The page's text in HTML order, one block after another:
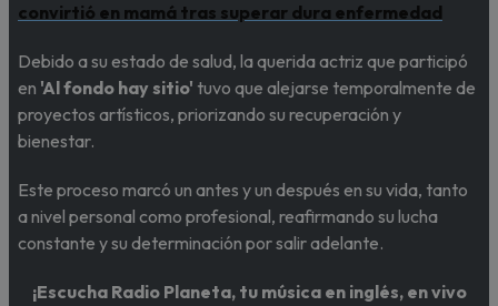
convirtió en mamá tras superar dura enfermedad
Debido a su estado de salud, la querida actriz que participó
en 'Al fondo hay sitio' tuvo que alejarse temporalmente de
proyectos artísticos, priorizando su recuperación y
bienestar.
Este proceso marcó un antes y un después en su vida, tanto
a nivel personal como profesional, reafirmando su lucha
constante y su determinación por salir adelante.
¡Escucha Radio Planeta, tu música en inglés, en vivo